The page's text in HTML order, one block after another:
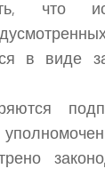
что
в виде